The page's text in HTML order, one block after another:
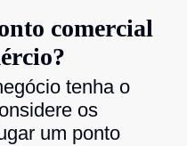
comercial
tenha o
os
um ponto